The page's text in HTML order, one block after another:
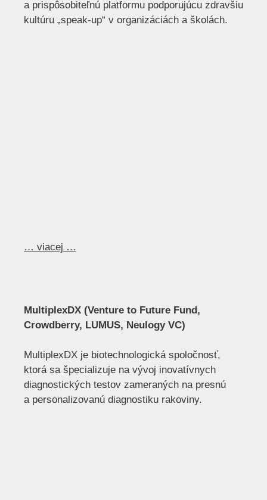
a prispôsobiteľnú platformu podporujúcu zdravšiu
kultúru „speak-up“ v organizáciách a školách.
… viacej …
MultiplexDX (Venture to Future Fund,
Crowdberry, LUMUS, Neulogy VC)
MultiplexDX je biotechnologická spoločnosť,
ktorá sa špecializuje na vývoj inovatívnych
diagnostických testov zameraných na presnú
a personalizovanú diagnostiku rakoviny.